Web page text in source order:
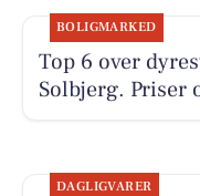
BOLIGMARKED
Top 6 over
Solbjerg. Priser
DAGLIGVARER